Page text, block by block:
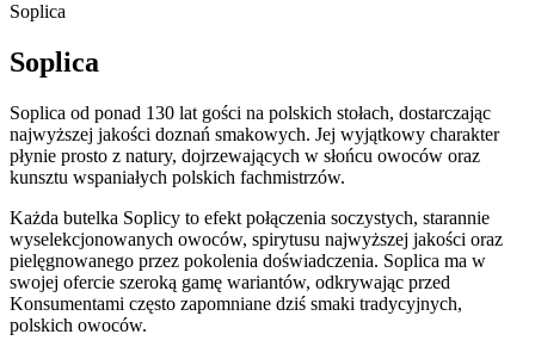
Soplica
Soplica
Soplica od ponad 130 lat gości na polskich stołach, dostarczając
najwyższej jakości doznań smakowych. Jej wyjątkowy charakter
płynie prosto z natury, dojrzewających w słońcu owoców oraz
kunsztu wspaniałych polskich fachmistrzów.
Każda butelka Soplicy to efekt połączenia soczystych, starannie
wyselekcjonowanych owoców, spirytusu najwyższej jakości oraz
pielęgnowanego przez pokolenia doświadczenia. Soplica ma w
swojej ofercie szeroką gamę wariantów, odkrywając przed
Konsumentami często zapomniane dziś smaki tradycyjnych,
polskich owoców.